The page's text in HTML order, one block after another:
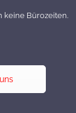
keine Bürozeiten.